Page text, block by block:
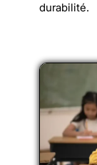
durabilité.